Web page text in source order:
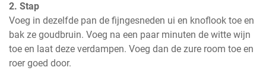
2. Stap
Voeg in dezelfde pan de fijngesneden ui en knoflook toe en
bak ze goudbruin. Voeg na een paar minuten de witte wijn
toe en laat deze verdampen. Voeg dan de zure room toe en
roer goed door.